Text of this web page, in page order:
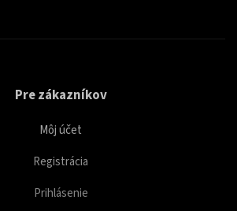
Pre zákazníkov
Môj účet
Registrácia
Prihlásenie